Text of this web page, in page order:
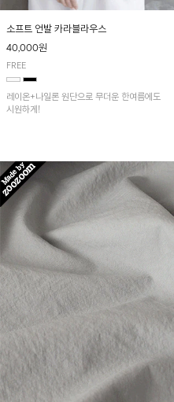
소프트 언발 카라블라우스
40,000원
FREE
레이온+나일론 원단으로 무더운 한여름에도
시원하게!